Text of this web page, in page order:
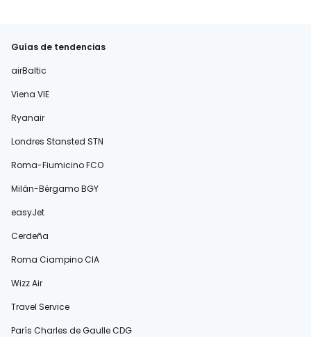
Guías de tendencias
airBaltic
Viena VIE
Ryanair
Londres Stansted STN
Roma-Fiumicino FCO
Milán-Bérgamo BGY
easyJet
Cerdeña
Roma Ciampino CIA
Wizz Air
Travel Service
París Charles de Gaulle CDG